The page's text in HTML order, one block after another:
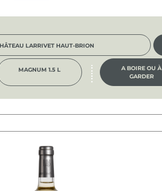
LARRIVET HAUT-BRION
MAGNUM 1.5 L
A BOIRE OU À
GARDER